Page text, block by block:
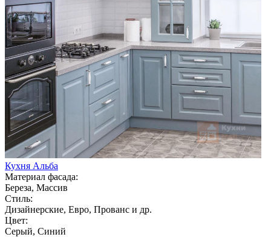
Кухня Альба
Материал фасада:
Береза, Массив
Стиль:
Дизайнерские, Евро, Прованс и др.
Цвет:
Серый, Синий